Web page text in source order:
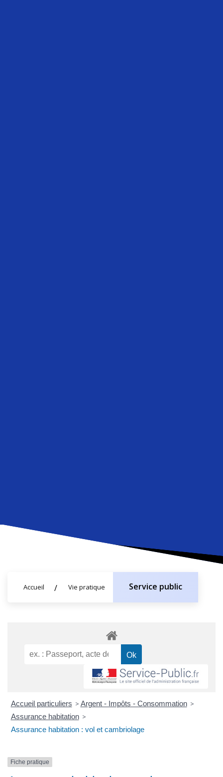
Accueil Vie pratique Service public
Accueil particuliers > Argent - Impôts - Consommation >
Assurance habitation >
Assurance habitation : vol et cambriolage
Fiche pratique